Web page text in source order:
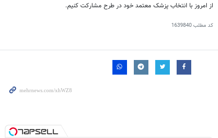
از امروز با انتخاب پزشک معتمد خود در طرح مشارکت کنیم.
کد مطلب1639840